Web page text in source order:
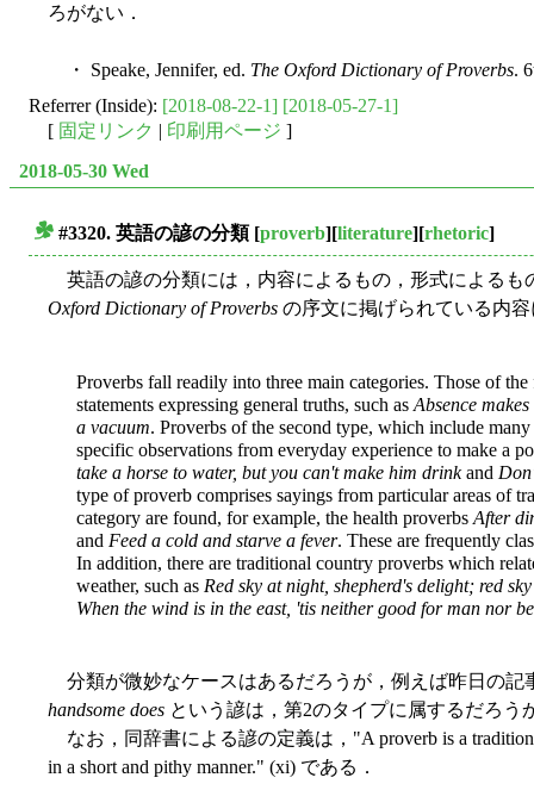
ろがない．
・ Speake, Jennifer, ed. The Oxford Dictionary of Proverbs.
Referrer (Inside): [2018-08-22-1] [2018-05-27-1]
[ 固定リンク | 印刷用ページ ]
2018-05-30 Wed
#3320. 英語の諺の分類[proverb][literature][rhetoric]
英語の諺の分類には，内容によるもの，形式によるも
Oxford Dictionary of Proverbs の序文に掲げられている内
Proverbs fall readily into three main categories. Those of
statements expressing general truths, such as Absence
a vacuum. Proverbs of the second type, which include
specific observations from everyday experience to make a
take a horse to water, but you can't make him drinkand
type of proverb comprises sayings from particular areas of
category are found, for example, the health proverbs After
and Feed a cold and starve a fever. These are frequently
In addition, there are traditional country proverbs which
weather, such as Red sky at night, shepherd's delight; red
When the wind is in the east, 'tis neither good for man nor
分類が微妙なケースはあるだろうが，例えば昨日の記
handsome does という諺は，第2のタイプに属するだろう
なお，同辞書による諺の定義は，"A proverb is a
in a short and pithy manner." (xi) である．